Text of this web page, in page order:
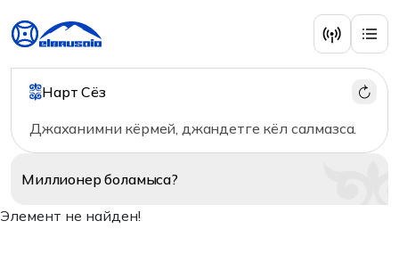
Нарт Сёз
Джаханимни кёрмей, джандетге кёл салмазса.
Миллионерболамыса?
Элемент не найден!